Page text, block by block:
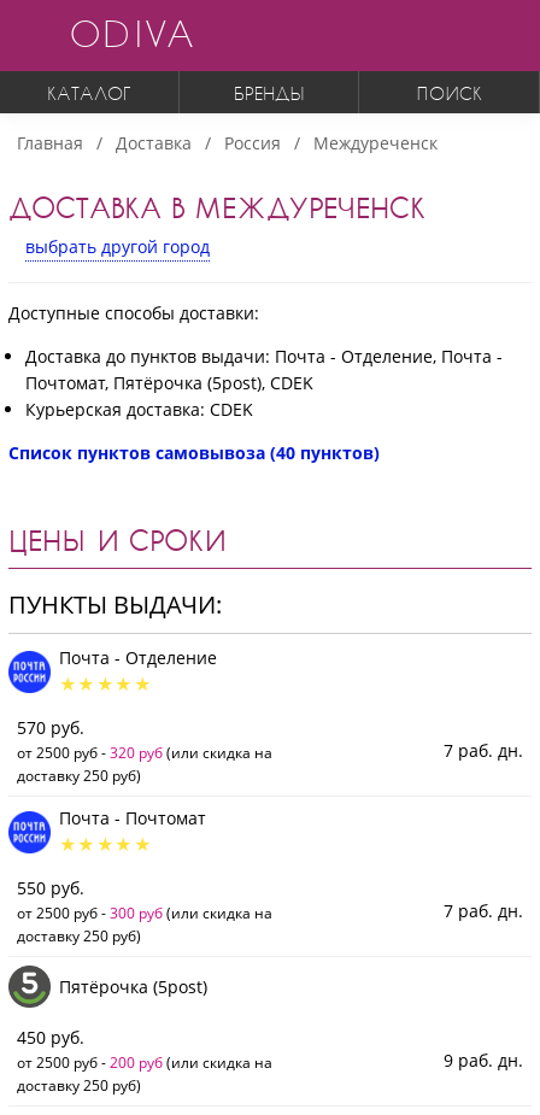
ODIVA
КАТАЛОГ БРЕНДЫ ПОИСК
Главная Доставка Россия Междуреченск
ДОСТАВКА В МЕЖДУРЕЧЕНСК
выбрать другой город
Доступные способы доставки:
Доставка до пунктов выдачи: Почта - Отделение, Почта -
Почтомат, Пятёрочка (5post), CDEK
Курьерская доставка: CDEK
Список пунктов самовывоза (40 пунктов)
ЦЕНЫ И СРОКИ
ПУНКТЫ ВЫДАЧИ:
Почта - Отделение
570 руб.
от 2500 руб -320 руб(или скидка на
доставку 250 руб)
7 раб. дн.
Почта - Почтомат
550 руб.
от 2500 руб -300 руб(или скидка на
доставку 250 руб)
7 раб. дн.
Пятёрочка (5post)
450 руб.
от 2500 руб -200 руб(или скидка на
доставку 250 руб)
9 раб. дн.